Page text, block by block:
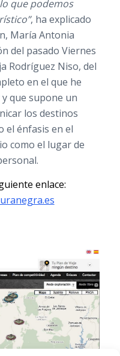
que podemos
, ha explicado
María Antonia
del pasado Viernes
Rodríguez Niso, del
en el que he
que supone un
los destinos
el énfasis en el
como el lugar de
enlace: